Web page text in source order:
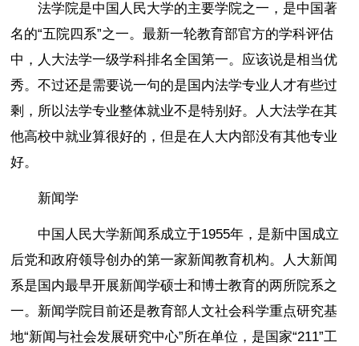
法学院是中国人民大学的主要学院之一，是中国著
名的“五院四系”之一。最新一轮教育部官方的学科评估
中，人大法学一级学科排名全国第一。应该说是相当优
秀。不过还是需要说一句的是国内法学专业人才有些过
剩，所以法学专业整体就业不是特别好。人大法学在其
他高校中就业算很好的，但是在人大内部没有其他专业
好。
新闻学
中国人民大学新闻系成立于1955年，是新中国成立
后党和政府领导创办的第一家新闻教育机构。人大新闻
系是国内最早开展新闻学硕士和博士教育的两所院系之
一。新闻学院目前还是教育部人文社会科学重点研究基
地“新闻与社会发展研究中心”所在单位，是国家“211”工